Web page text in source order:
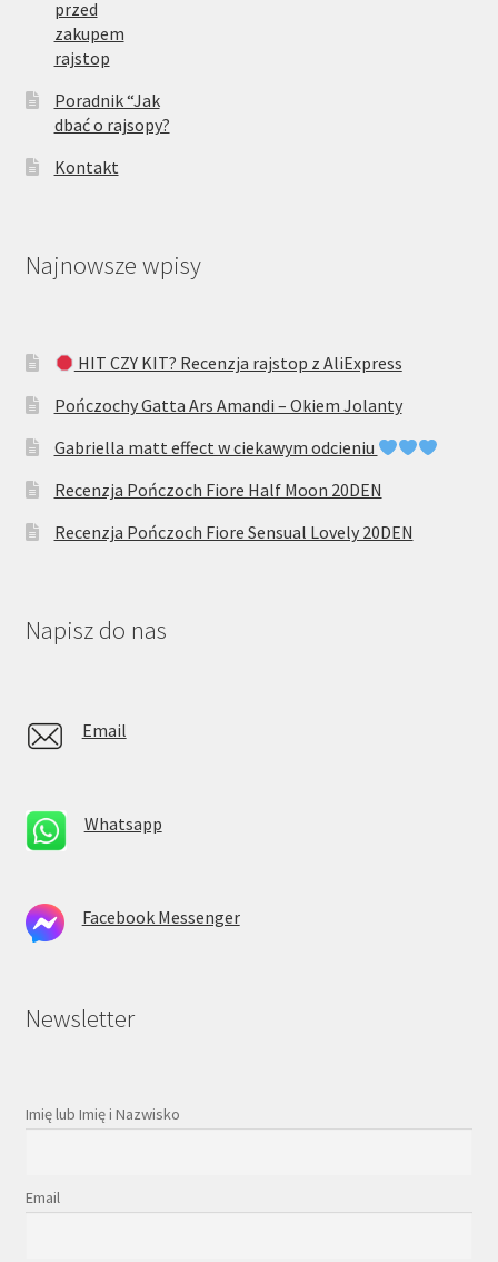
przed
zakupem
rajstop
Poradnik “Jak
dbać o rajsopy?
Kontakt
Najnowsze wpisy
HIT CZY KIT? Recenzja rajstop z AliExpress
Pończochy Gatta Ars Amandi – Okiem Jolanty
Gabriella matt effect w ciekawym odcieniu
Recenzja Pończoch Fiore Half Moon 20DEN
Recenzja Pończoch Fiore Sensual Lovely 20DEN
Napisz do nas
Email
Whatsapp
Facebook Messenger
Newsletter
Imię lub Imię i Nazwisko
Email